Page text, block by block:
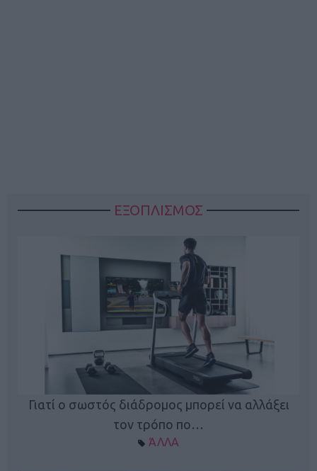
ΕΞΟΠΛΙΣΜΟΣ
Γιατί ο σωστός διάδρομος μπορεί να αλλάξει
τον τρόπο πο…
ΆΛΛΑ